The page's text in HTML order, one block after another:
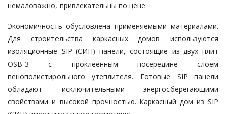
немаловажно, привлекательны по цене.
Экономичность обусловлена применяемыми материалами.
Для строительства каркасных домов используются
изоляционные SIP (СИП) панели, состоящие из двух плит
OSB-3 с проклеенным посередине слоем
пенополистирольного утеплителя. Готовые SIP панели
обладают исключительными энергосберегающими
свойствами и высокой прочностью. Каркасный дом из SIP